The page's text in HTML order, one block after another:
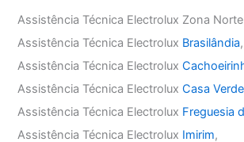
Assistência Técnica Electrolux Zona Norte
Assistência Técnica Electrolux Brasilândia,
Assistência Técnica Electrolux
Assistência Técnica ElectroluxCasa Verde
Assistência Técnica Electrolux Freguesia
Assistência Técnica Electrolux Imirim,